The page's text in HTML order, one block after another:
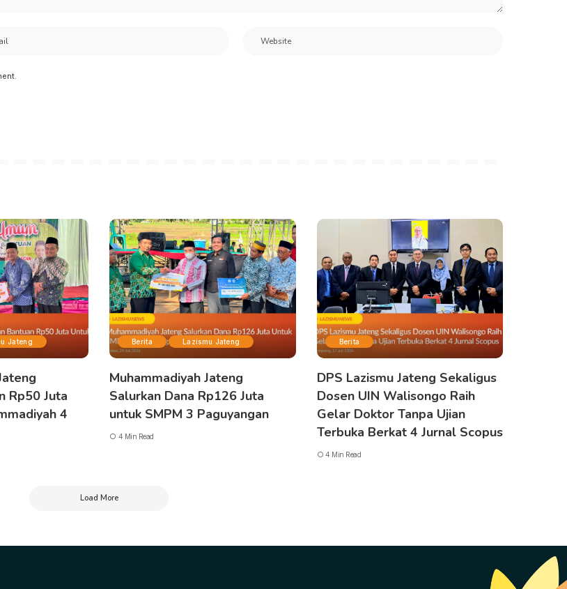
Jateng
Rp50 Juta
4
Berita Lazismu Jateng
Muhammadiyah Jateng
Salurkan Dana Rp126 Juta
untuk SMPM 3 Paguyangan
4 Min Read
Berita
DPS Lazismu Jateng Sekaligus
Dosen UIN Walisongo Raih
Gelar Doktor Tanpa Ujian
Terbuka Berkat 4 Jurnal Scopus
4 Min Read
Load More